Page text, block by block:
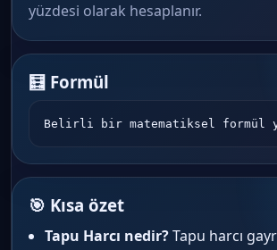
yüzdesi olarak hesaplanır.
🧮 Formül
Belirli bir matematiksel formül
🎯 Kısa özet
Tapu Harcı nedir?Tapu harcı